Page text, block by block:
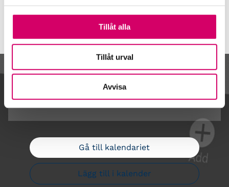
Tillåt alla
Tillåt urval
Avvisa
Kalendarium
Gå till kalendariet
Lägg till i kalender